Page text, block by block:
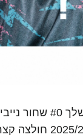
גברים השם שלך #0 שחור נייבי